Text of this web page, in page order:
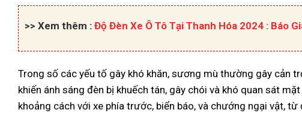
>> Xem thêm : Độ Đèn Xe Ô Tô Tại Thanh Hóa 2024 : Báo
Trong số các yếu tố gây khó khăn, sương mù thường gây cản
khiến ánh sáng đèn bị khuếch tán, gây chói và khó quan sát
khoảng cách với xe phía trước, biển báo, và chướng ngại vật, từ